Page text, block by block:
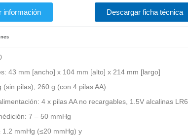
información Descargar ficha técnica
43 mm [ancho] x 104 mm [alto] x 214 mm [largo]
(sin pilas), 260 g (con 4 pilas AA)
4 x pilas AA no recargables, 1.5V alcalinas LR6
7 – 50 mmHg
1.2 mmHg (≤20 mmHg) y